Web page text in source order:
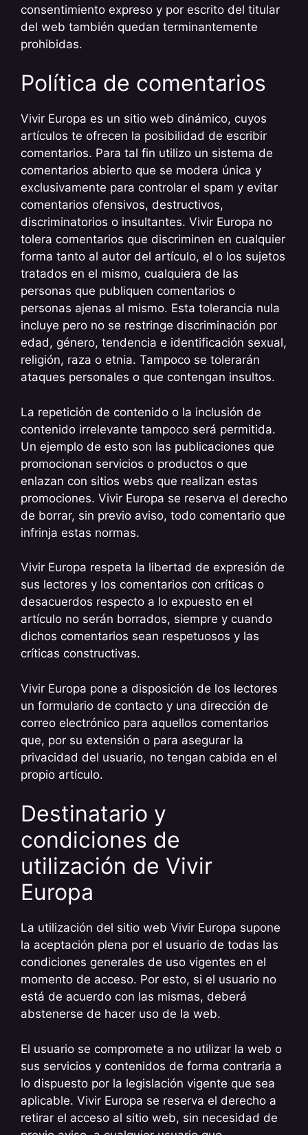
consentimiento expreso y por escrito del titular
del web también quedan terminantemente
prohibidas.
Política de comentarios
Vivir Europa es un sitio web dinámico, cuyos
artículos te ofrecen la posibilidad de escribir
comentarios. Para tal fin utilizo un sistema de
comentarios abierto que se modera única y
exclusivamente para controlar el spam y evitar
comentarios ofensivos, destructivos,
discriminatorios o insultantes. Vivir Europa no
tolera comentarios que discriminen en cualquier
forma tanto al autor del artículo, el o los sujetos
tratados en el mismo, cualquiera de las
personas que publiquen comentarios o
personas ajenas al mismo. Esta tolerancia nula
incluye pero no se restringe discriminación por
edad, género, tendencia e identificación sexual,
religión, raza o etnia. Tampoco se tolerarán
ataques personales o que contengan insultos.
La repetición de contenido o la inclusión de
contenido irrelevante tampoco será permitida.
Un ejemplo de esto son las publicaciones que
promocionan servicios o productos o que
enlazan con sitios webs que realizan estas
promociones. Vivir Europa se reserva el derecho
de borrar, sin previo aviso, todo comentario que
infrinja estas normas.
Vivir Europa respeta la libertad de expresión de
sus lectores y los comentarios con críticas o
desacuerdos respecto a lo expuesto en el
artículo no serán borrados, siempre y cuando
dichos comentarios sean respetuosos y las
críticas constructivas.
Vivir Europa pone a disposición de los lectores
un formulario de contacto y una dirección de
correo electrónico para aquellos comentarios
que, por su extensión o para asegurar la
privacidad del usuario, no tengan cabida en el
propio artículo.
Destinatario y
condiciones de
utilización de Vivir
Europa
La utilización del sitio web Vivir Europa supone
la aceptación plena por el usuario de todas las
condiciones generales de uso vigentes en el
momento de acceso. Por esto, si el usuario no
está de acuerdo con las mismas, deberá
abstenerse de hacer uso de la web.
El usuario se compromete a no utilizar la web o
sus servicios y contenidos de forma contraria a
lo dispuesto por la legislación vigente que sea
aplicable. Vivir Europa se reserva el derecho a
retirar el acceso al sitio web, sin necesidad de